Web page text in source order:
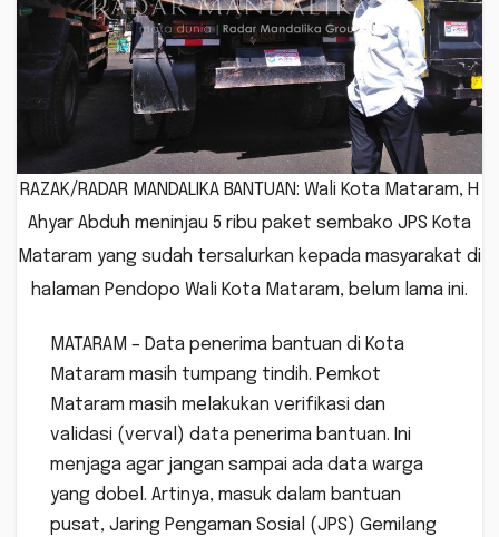
RAZAK/RADAR MANDALIKA BANTUAN: Wali Kota Mataram, H
Ahyar Abduh meninjau 5 ribu paket sembako JPS Kota
Mataram yang sudah tersalurkan kepada masyarakat di
halaman Pendopo Wali Kota Mataram, belum lama ini.
MATARAM – Data penerima bantuan di Kota
Mataram masih tumpang tindih. Pemkot
Mataram masih melakukan verifikasi dan
validasi (verval) data penerima bantuan. Ini
menjaga agar jangan sampai ada data warga
yang dobel. Artinya, masuk dalam bantuan
pusat, Jaring Pengaman Sosial (JPS) Gemilang